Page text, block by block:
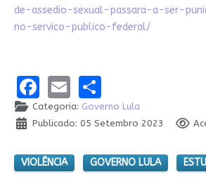
de-assedio-sexual-passara-a-ser-
no-servico-publico-federal/
Facebook
EmailShare
Categoria: Governo Lula
Publicado: 05 Setembro 2023
VIOLÊNCIA GOVERNO LULA